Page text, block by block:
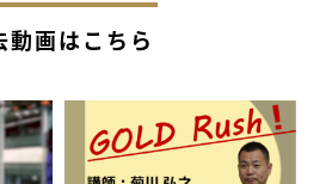
動画はこちら